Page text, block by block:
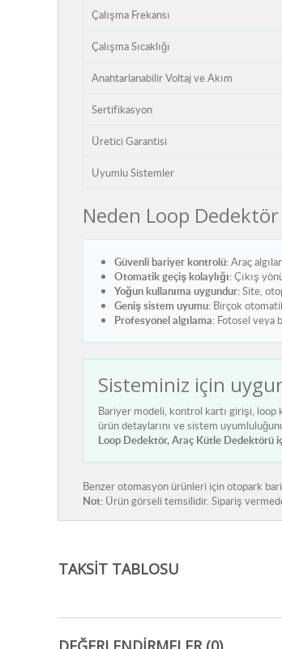
Çalışma Frekansı
Çalışma Sıcaklığı
Anahtarlanabilir Voltaj ve Akım
Sertifikasyon
Üretici Garantisi
Uyumlu Sistemler
Neden Loop Dedektör
Güvenli bariyer kontrolü:Araç
Otomatik geçiş kolaylığı:Çıkış
Yoğun kullanıma uygundur:Site,
Geniş sistem uyumu: Birçok
Profesyonel algılama: Fotosel veya
Sisteminiz için
Bariyer modeli, kontrol kartı girişi, loop
ürün detaylarını ve sistem
Loop Dedektör, Araç Kütle Dedektörü
Benzer otomasyon ürünleri içinotopark
Not: Ürün görseli temsilidir. Sipariş
TAKSIT TABLOSU